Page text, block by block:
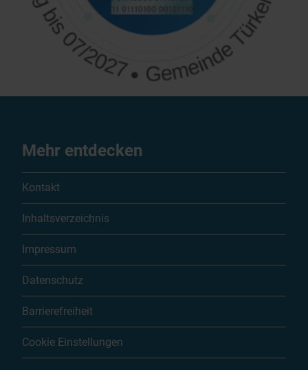
Mehr entdecken
Kontakt
Inhaltsverzeichnis
Impressum
Datenschutz
Barrierefreiheit
Cookie Einstellungen